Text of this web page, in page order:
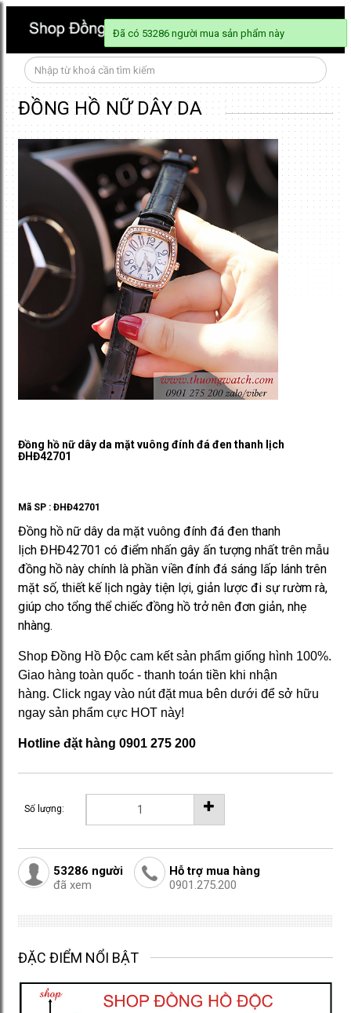
ĐỒNG HỒ NỮ DÂY DA
Đồng hồ nữ dây da mặt vuông đính đá đen thanh lịch
ĐHĐ42701
Mã SP : ĐHĐ42701
Đồng hồ nữ dây da mặt vuông đính đá đen thanh
lịch ĐHĐ42701 có điểm nhấn gây ấn tượng nhất trên mẫu
đồng hồ này chính là phần viền đính đá sáng lấp lánh trên
mặt số, thiết kế lịch ngày tiện lợi, giản lược đi sự rườm rà,
giúp cho tổng thể chiếc đồng hồ trở nên đơn giản, nhẹ
nhàng.
Shop Đồng Hồ Độc cam kết sản phẩm giống hình 100%.
Giao hàng toàn quốc - thanh toán tiền khi nhận
hàng. Click ngay vào nút đặt mua bên dưới để sở hữu
ngay sản phẩm cực HOT này!
Hotline đặt hàng 0901 275 200
Số lượng:
53286 người
đã xem
Hỗ trợ mua hàng
0901.275.200
ĐẶC ĐIỂM NỔI BẬT
Đã có 53286